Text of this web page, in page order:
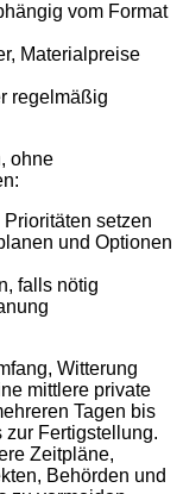
vom Format
Materialpreise
regelmäßig
ohne
setzen
und Optionen
falls nötig
Witterung
mittlere private
Tagen bis
zur Fertigstellung.
Zeitpläne,
Behörden und